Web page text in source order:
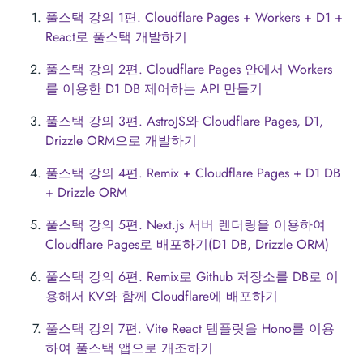
풀스택 강의 1편. Cloudflare Pages + Workers + D1 +
React로 풀스택 개발하기
풀스택 강의 2편. Cloudflare Pages 안에서 Workers
를 이용한 D1 DB 제어하는 API 만들기
풀스택 강의 3편. AstroJS와 Cloudflare Pages, D1,
Drizzle ORM으로 개발하기
풀스택 강의 4편. Remix + Cloudflare Pages + D1 DB
+ Drizzle ORM
풀스택 강의 5편. Next.js 서버 렌더링을 이용하여
Cloudflare Pages로 배포하기(D1 DB, Drizzle ORM)
풀스택 강의 6편. Remix로 Github 저장소를 DB로 이
용해서 KV와 함께 Cloudflare에 배포하기
풀스택 강의 7편. Vite React 템플릿을 Hono를 이용
하여 풀스택 앱으로 개조하기